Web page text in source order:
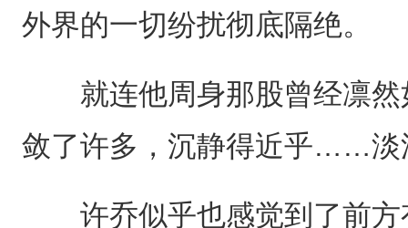
外界的一切纷扰彻底隔绝。
就连他周身那股曾经凛然
敛了许多，沉静得近乎……淡
许乔似乎也感觉到了前方